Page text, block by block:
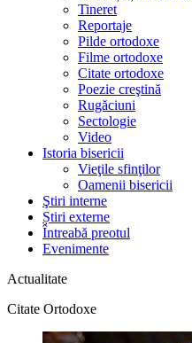
Tineret
Reportaje
Pilde ortodoxe
Filme ortodoxe
Citate ortodoxe
Poezie creştină
Rugăciuni
Sectologie
Video
Istoria bisericii
Vieţile sfinţilor
Oamenii bisericii
Ştiri interne
Știri externe
Întreabă preotul
Evenimente
Actualitate
Citate Ortodoxe